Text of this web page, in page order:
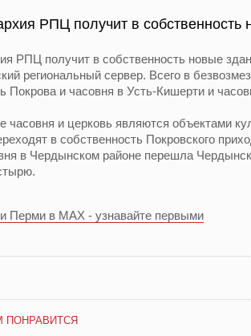
РПЦ получит в собственность
РПЦ получит в собственность новые
региональный сервер. Всего в
Покрова и часовня в Усть-Кишерти и
часовня и церковь являются объектами
в собственность Покровского
в Чердынском районе перешла
Перми в MAX - узнавайте первыми